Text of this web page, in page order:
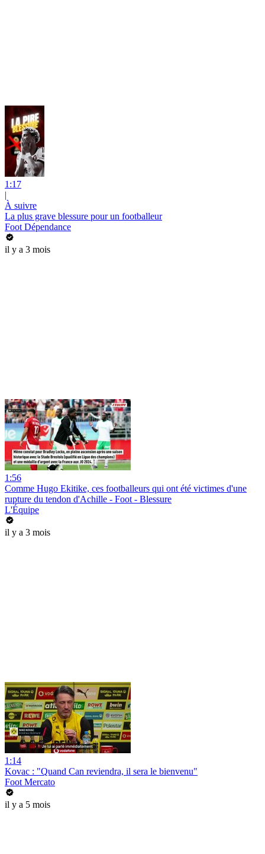
1:17
|
À suivre
La plus grave blessure pour un footballeur
Foot Dépendance
il y a 3 mois
1:56
Comme Hugo Ekitike, ces footballeurs qui ont été victimes d'une
rupture du tendon d'Achille - Foot - Blessure
L'Équipe
il y a 3 mois
1:14
Kovac : "Quand Can reviendra, il sera le bienvenu"
Foot Mercato
il y a 5 mois